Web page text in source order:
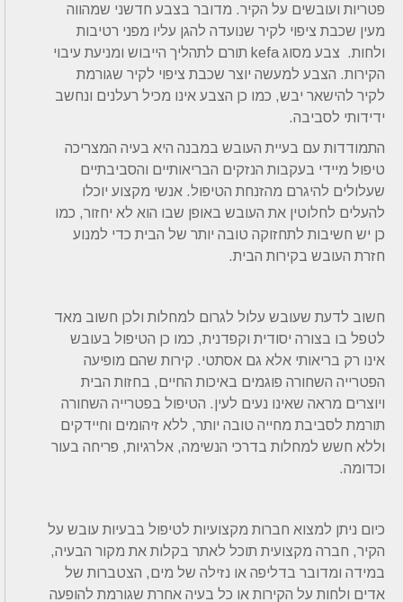
פטריות ועובשים על הקיר. מדובר בצבע חדשני שמהווה
מעין שכבת ציפוי לקיר שנועדה להגן עליו מפני רטיבות
ולחות. צבע מסוג kefa תורם לתהליך הייבוש ומניעת עיבוי
הקירות. הצבע למעשה יוצר שכבת ציפוי לקיר שגורמת
לקיר להישאר יבש, כמו כן הצבע אינו מכיל רעלנים ונחשב
ידידותי לסביבה.
התמודדות עם בעיית העובש במבנה היא בעיה המצריכה
טיפול מיידי בעקבות הנזקים הבריאותיים והסביבתיים
שעלולים להיגרם מהזנחת הטיפול. אנשי מקצוע יוכלו
להעלים לחלוטין את העובש באופן שבו הוא לא יחזור, כמו
כן יש חשיבות לתחזוקה טובה יותר של הבית כדי למנוע
חזרת העובש בקירות הבית.
חשוב לדעת שעובש עלול לגרום למחלות ולכן חשוב מאד
לטפל בו בצורה יסודית וקפדנית, כמו כן הטיפול בעובש
אינו רק בריאותי אלא גם אסתטי. קירות שהם מופיעה
הפטרייה השחורה פוגמים באיכות החיים, בחזות הבית
ויוצרים מראה שאינו נעים לעין. הטיפול בפטרייה השחורה
תורמת לסביבת מחייה טובה יותר, ללא זיהומים וחיידקים
וללא חשש למחלות בדרכי הנשימה, אלרגיות, פריחה בעור
וכדומה.
כיום ניתן למצוא חברות מקצועיות לטיפול בבעיות עובש על
הקיר, חברה מקצועית תוכל לאתר בקלות את מקור הבעיה,
במידה ומדובר בדליפה או נזילה של מים, הצטברות של
אדים ולחות על הקירות או כל בעיה אחרת שגורמת להופעה